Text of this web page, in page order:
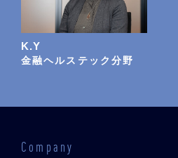
K.Y
金融ヘルステック分野
Company